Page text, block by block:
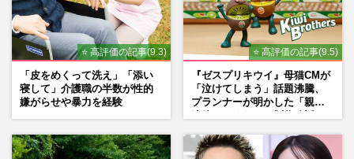
⭐ 高評価の記事(9.3)
「皮をめくって洗え」「添い
寝して」介護職の半数が性的
嫌がらせや暴力を経験
⭐ 高評価の記事(9.5)
『ゼスプリキウイ』母猫CMが
「泣けてしまう」話題沸騰、
プランナーが明かした「親に